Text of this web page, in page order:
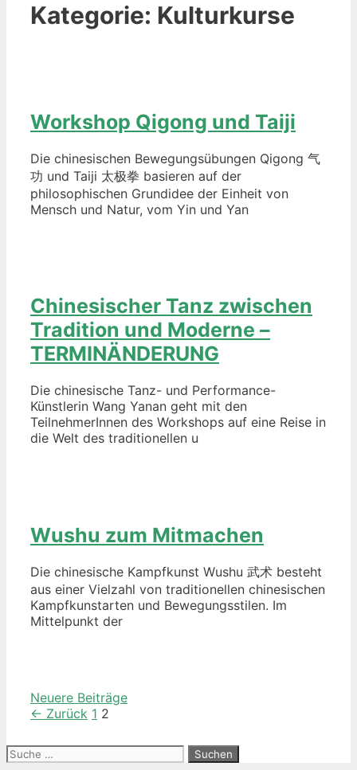
Kategorie: Kulturkurse
Workshop Qigong und Taiji
Die chinesischen Bewegungsübungen Qigong 气
功 und Taiji 太极拳 basieren auf der
philosophischen Grundidee der Einheit von
Mensch und Natur, vom Yin und Yan
Chinesischer Tanz zwischen
Tradition und Moderne –
TERMINÄNDERUNG
Die chinesische Tanz- und Performance-
Künstlerin Wang Yanan geht mit den
TeilnehmerInnen des Workshops auf eine Reise in
die Welt des traditionellen u
Wushu zum Mitmachen
Die chinesische Kampfkunst Wushu 武术 besteht
aus einer Vielzahl von traditionellen chinesischen
Kampfkunstarten und Bewegungsstilen. Im
Mittelpunkt der
Beitrags-
Navigation
Neuere Beiträge
← Zurück 1 2
Suche